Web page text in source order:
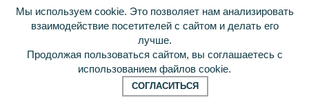
© 2026 «Бел-Сервис»
Создание сайта веб-студия «Облако»
Мы используем cookie. Это позволяет нам анализировать
взаимодействие посетителей с сайтом и делать его
лучше.
Продолжая пользоваться сайтом, вы соглашаетесь с
использованием файлов cookie.
СОГЛАСИТЬСЯ